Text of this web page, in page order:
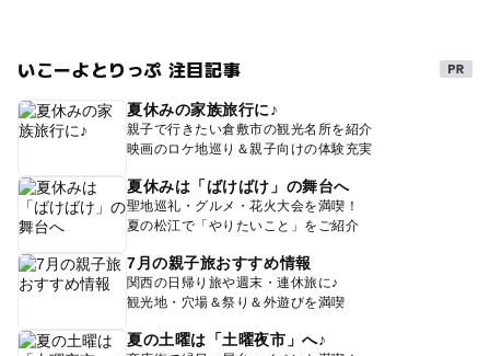
いこーよとりっぷ 注目記事
夏休みの家族旅行に♪
親子で行きたい倉敷市の観光名所を紹介
映画のロケ地巡り＆親子向けの体験充実
夏休みは「ばけばけ」の舞台へ
聖地巡礼・グルメ・花火大会を満喫！
夏の松江で「やりたいこと」をご紹介
7月の親子旅おすすめ情報
関西の日帰り旅や週末・連休旅に♪
観光地・穴場＆祭り＆外遊びを満喫
夏の土曜は「土曜夜市」へ♪